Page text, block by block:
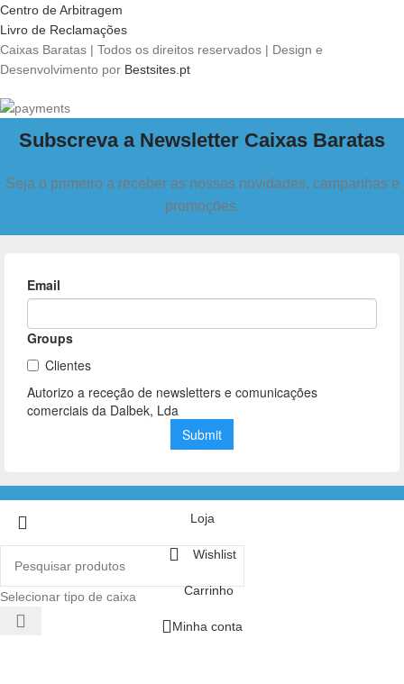
Centro de Arbitragem
Livro de Reclamações
Caixas Baratas | Todos os direitos reservados | Design e
Desenvolvimento por Bestsites.pt
Subscreva a Newsletter Caixas Baratas
Seja o primeiro a receber as nossas novidades, campanhas e
promoções.
Selecionar tipo de caixa
Loja
Wishlist
Carrinho
Minha conta